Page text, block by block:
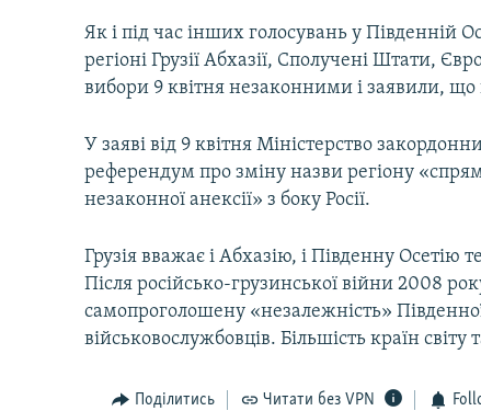
Як і під час інших голосувань у Південній
регіоні Грузії Абхазії, Сполучені Штати,
вибори 9 квітня незаконними і заявили, що
У заяві від 9 квітня Міністерство
референдум про зміну назви регіону
незаконної анексії» з боку Росії.
Грузія вважає і Абхазію, і Південну Осетію
Після російсько-грузинської війни 2008
самопроголошену «незалежність» Південної
військовослужбовців. Більшість країн
Поділитись Читати без VPN